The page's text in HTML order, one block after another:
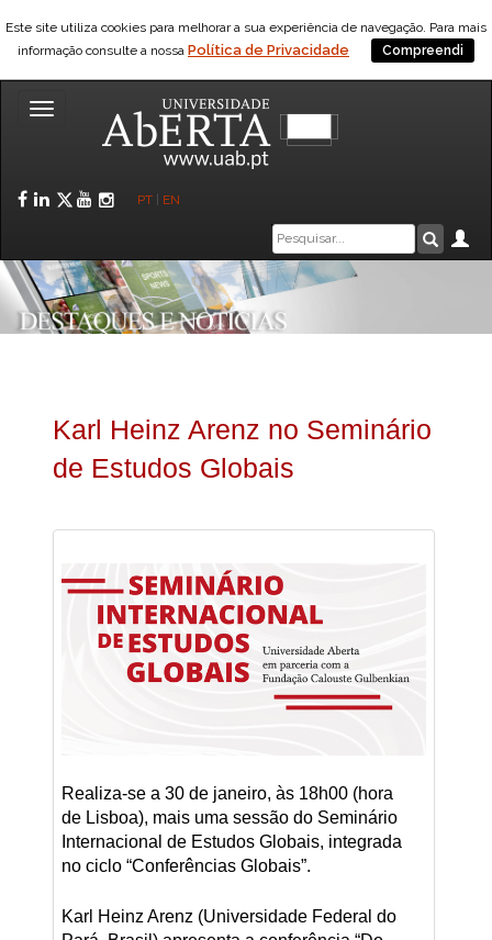
Este site utiliza cookies para melhorar a sua experiência de navegação. Para mais
informação consulte a nossa Política de Privacidade Compreendi
Toggle
Facebook
LinkedIn
Twitter
YouTube
Instagram
PT EN
Caixa
de
pesquisa
Karl Heinz Arenz no Seminário
de Estudos Globais
Realiza-se a 30 de janeiro, às 18h00 (hora
de Lisboa), mais uma sessão do Seminário
Internacional de Estudos Globais, integrada
no ciclo “Conferências Globais”.
Karl Heinz Arenz (Universidade Federal do